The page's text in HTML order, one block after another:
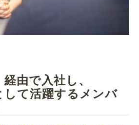
経由で入社し、
して活躍するメンバ